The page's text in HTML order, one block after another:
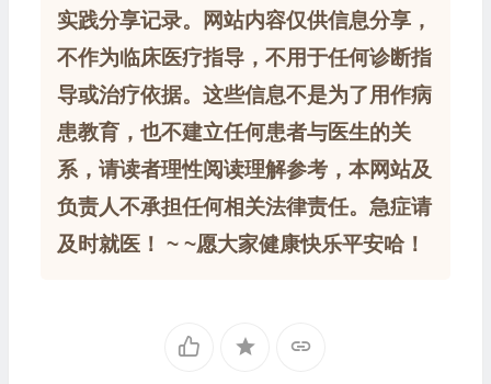
实践分享记录。网站内容仅供信息分享，
不作为临床医疗指导，不用于任何诊断指
导或治疗依据。这些信息不是为了用作病
患教育，也不建立任何患者与医生的关
系，请读者理性阅读理解参考，本网站及
负责人不承担任何相关法律责任。急症请
及时就医！ ~ ~愿大家健康快乐平安哈！